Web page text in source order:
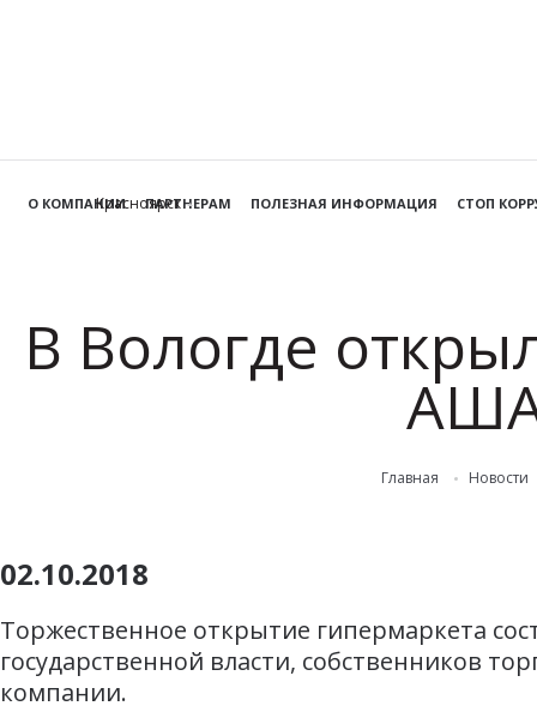
Красноярск
О КОМПАНИИ ПАРТНЕРАМ ПОЛЕЗНАЯ ИНФОРМАЦИЯ СТОП
В Вологде
Главная Новости
02.10.2018
Торжественное открытие гипермаркета
государственной власти, собственников
компании.